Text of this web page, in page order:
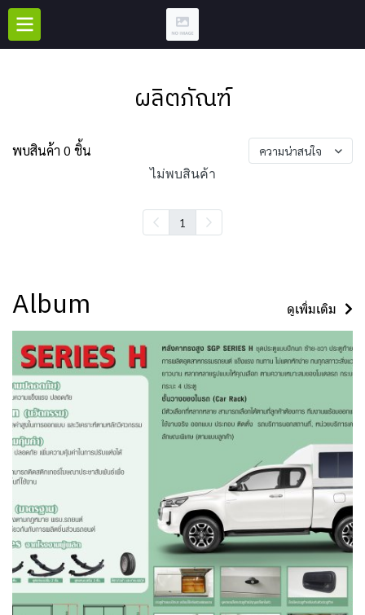
ผลิตภัณฑ์
พบสินค้า 0 ชิ้น ความน่าสนใจ
ไม่พบสินค้า
1
Album ดูเพิ่มเติม